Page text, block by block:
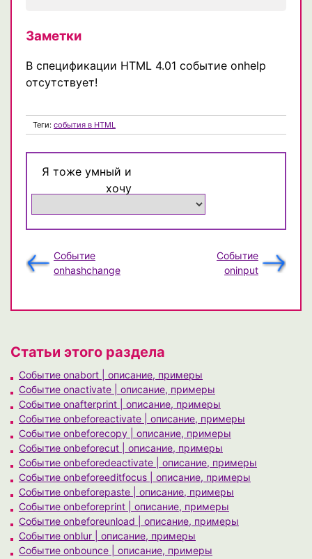
Заметки
В спецификации HTML 4.01 событие onhelp
отсутствует!
Теги: события в HTML
Я тоже умный и
хочу
Событие
oninput
Событие
onhashchange
Статьи этого раздела
Событие onabort | описание, примеры
Событие onactivate | описание, примеры
Событие onafterprint | описание, примеры
Событие onbeforeactivate | описание, примеры
Событие onbeforecopy | описание, примеры
Событие onbeforecut | описание, примеры
Событие onbeforedeactivate | описание, примеры
Событие onbeforeeditfocus | описание, примеры
Событие onbeforepaste | описание, примеры
Событие onbeforeprint | описание, примеры
Событие onbeforeunload | описание, примеры
Событие onblur | описание, примеры
Событие onbounce | описание, примеры